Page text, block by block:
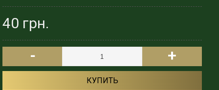
40 грн.
-
+
КУПИТЬ